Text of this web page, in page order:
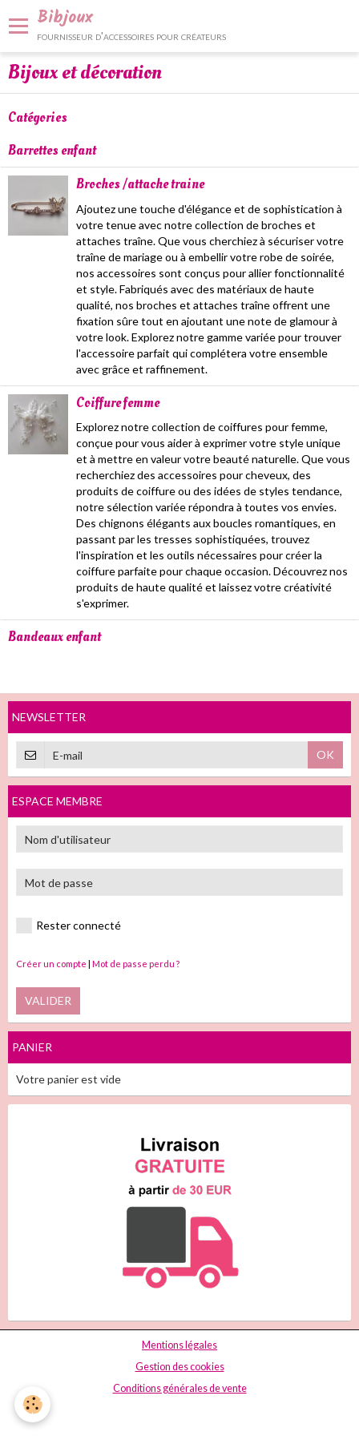
Bibjoux
fournisseur d'accessoires pour créateurs
Panier
Fournitures et accessoires
Bijoux et décoration
Bijoux et décoration
Catégories
Barrettes enfant
Broches /attache traine
Ajoutez une touche d'élégance et de sophistication à
votre tenue avec notre collection de broches et
attaches traîne. Que vous cherchiez à sécuriser votre
traîne de mariage ou à embellir votre robe de soirée,
nos accessoires sont conçus pour allier fonctionnalité
et style. Fabriqués avec des matériaux de haute
qualité, nos broches et attaches traîne offrent une
fixation sûre tout en ajoutant une note de glamour à
votre look. Explorez notre gamme variée pour trouver
l'accessoire parfait qui complétera votre ensemble
avec grâce et raffinement.
Coiffure femme
Explorez notre collection de coiffures pour femme,
conçue pour vous aider à exprimer votre style unique
et à mettre en valeur votre beauté naturelle. Que vous
recherchiez des accessoires pour cheveux, des
produits de coiffure ou des idées de styles tendance,
notre sélection variée répondra à toutes vos envies.
Des chignons élégants aux boucles romantiques, en
passant par les tresses sophistiquées, trouvez
l'inspiration et les outils nécessaires pour créer la
coiffure parfaite pour chaque occasion. Découvrez nos
produits de haute qualité et laissez votre créativité
s'exprimer.
Bandeaux enfant
NEWSLETTER
OK
ESPACE MEMBRE
Rester connecté
Créer un compte Mot de passe perdu ?
VALIDER
PANIER
Votre panier est vide
Mentions légales
Gestion des cookies
Conditions générales de vente